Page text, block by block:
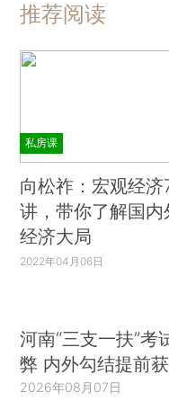
告，研究的视野是
当然，它现在实际
于我们从事学术的人
分几点说。第一，
仅梳理了整个金融
于主要国家的这些
有意思的提炼。我
料，信息量非常大
我特别想说的一点
象化的方式表现这
家可能知道马克思
推荐阅读
私房课
向松祚：宏观经济
讲，带你了解国内
经济大局
2022年04月06日
河南“三支一扶”考
弊 内外勾结提前
2026年08月07日